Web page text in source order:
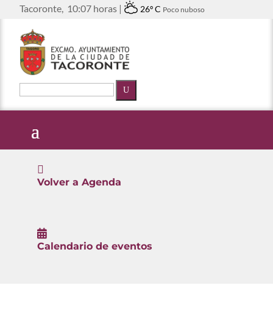
Tacoronte, 10:07 horas | 26º C Poco nuboso
U

Volver a Agenda

Calendario de eventos